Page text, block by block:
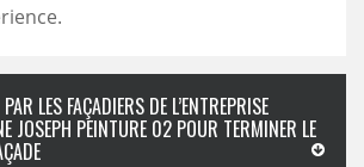
LES FAÇADIERS DE L’ENTREPRISE
JOSEPH PEINTURE 02 POUR TERMINER LE